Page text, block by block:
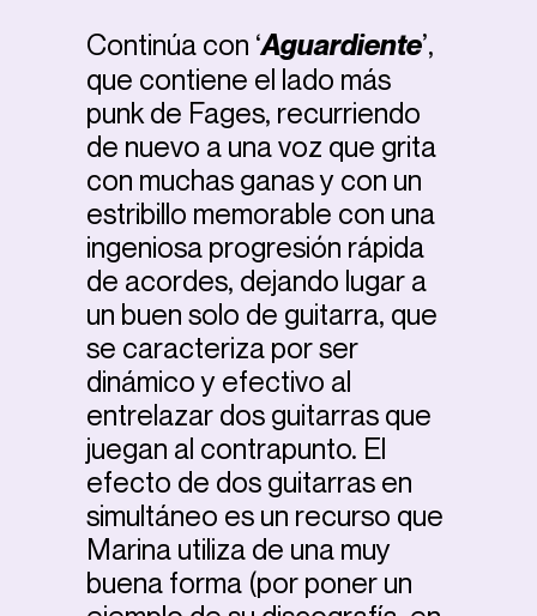
Continúa con ‘Aguardiente’,
que contiene el lado más
punk de Fages, recurriendo
de nuevo a una voz que grita
con muchas ganas y con un
estribillo memorable con una
ingeniosa progresión rápida
de acordes, dejando lugar a
un buen solo de guitarra, que
se caracteriza por ser
dinámico y efectivo al
entrelazar dos guitarras que
juegan al contrapunto. El
efecto de dos guitarras en
simultáneo es un recurso que
Marina utiliza de una muy
buena forma (por poner un